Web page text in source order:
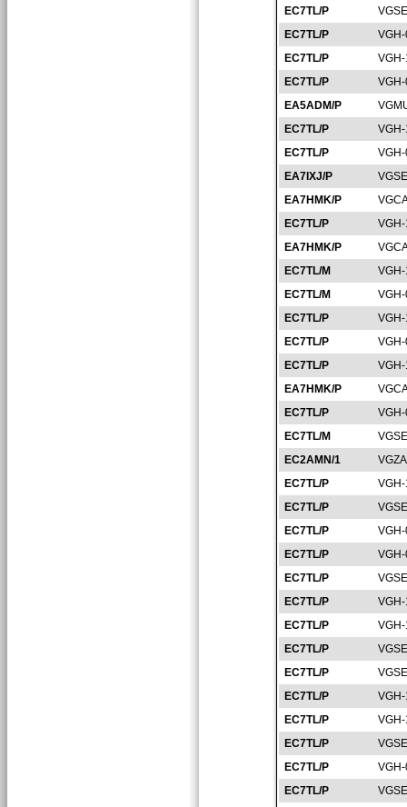
EC7TL/P
EC7TL/P
EC7TL/P
VGH-
EC7TL/P
EA5ADM/P
EC7TL/P
EC7TL/P
EA7IXJ/P
EA7HMK/P
EC7TL/P
EA7HMK/P
EC7TL/M
EC7TL/M
EC7TL/P
EC7TL/P
EC7TL/P
EA7HMK/P
EC7TL/P
EC7TL/M
EC2AMN/1
EC7TL/P
EC7TL/P
EC7TL/P
EC7TL/P
EC7TL/P
EC7TL/P
EC7TL/P
EC7TL/P
EC7TL/P
EC7TL/P
EC7TL/P
EC7TL/P
EC7TL/P
EC7TL/P